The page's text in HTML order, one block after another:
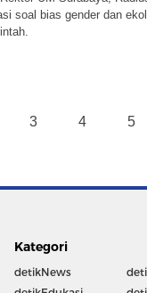
soal bias gender dan
3 4 5
Kategori
detikNews